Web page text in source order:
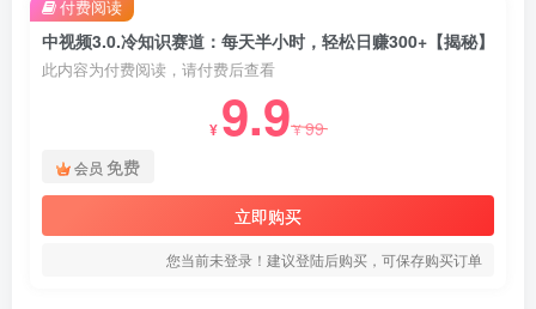
中视频3.0.冷知识赛道：每天半小时，轻松日赚300+【揭秘】
此内容为付费阅读，请付费后查看
¥ 9.9¥99
会员 免费
立即购买
您当前未登录！建议登陆后购买，可保存购买订单
付费阅读